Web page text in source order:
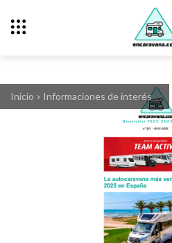
Inicio Informaciones de interés